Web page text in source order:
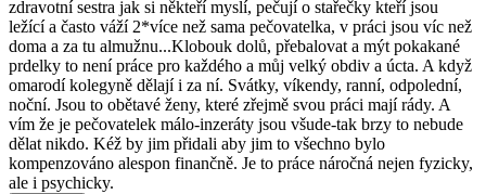
zdravotní sestra jak si někteří myslí, pečují o stařečky kteří jsou
ležící a často váží 2*více než sama pečovatelka, v práci jsou víc než
doma a za tu almužnu...Klobouk dolů, přebalovat a mýt pokakané
prdelky to není práce pro každého a můj velký obdiv a úcta. A když
omarodí kolegyně dělají i za ní. Svátky, víkendy, ranní, odpolední,
noční. Jsou to obětavé ženy, které zřejmě svou práci mají rády. A
vím že je pečovatelek málo-inzeráty jsou všude-tak brzy to nebude
dělat nikdo. Kéž by jim přidali aby jim to všechno bylo
kompenzováno alespon finančně. Je to práce náročná nejen fyzicky,
ale i psychicky.